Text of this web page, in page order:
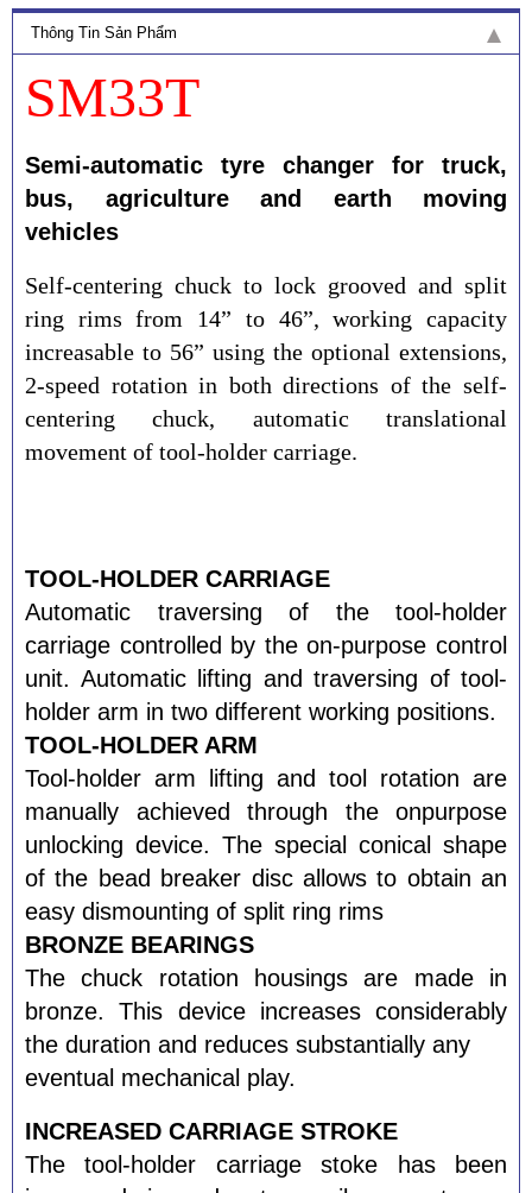
Thông Tin Sản Phẩm
SM33T
Semi-automatic tyre changer for truck,
bus, agriculture and earth moving
vehicles
Self-centering chuck to lock grooved and split
ring rims from 14” to 46”, working capacity
increasable to 56” using the optional extensions,
2-speed rotation in both directions of the self-
centering chuck, automatic translational
movement of tool-holder carriage.
TOOL-HOLDER CARRIAGE
Automatic traversing of the tool-holder
carriage controlled by the on-purpose control
unit. Automatic lifting and traversing of tool-
holder arm in two different working positions.
TOOL-HOLDER ARM
Tool-holder arm lifting and tool rotation are
manually achieved through the onpurpose
unlocking device. The special conical shape
of the bead breaker disc allows to obtain an
easy dismounting of split ring rims
BRONZE BEARINGS
The chuck rotation housings are made in
bronze. This device increases considerably
the duration and reduces substantially any
eventual mechanical play.
INCREASED CARRIAGE STROKE
The tool-holder carriage stoke has been